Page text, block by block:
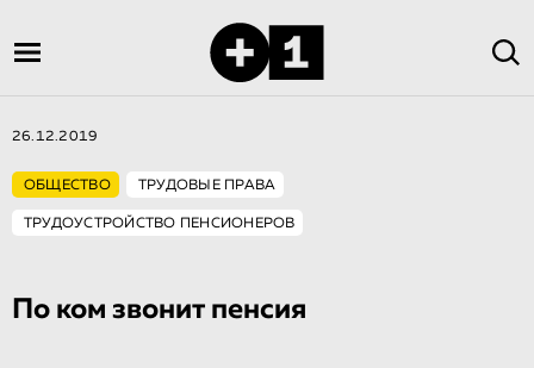
26.12.2019
ОБЩЕСТВО ТРУДОВЫЕ ПРАВА
ТРУДОУСТРОЙСТВО ПЕНСИОНЕРОВ
По ком звонит пенсия